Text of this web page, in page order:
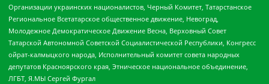
Организации украинских националистов, Черный Комитет, Татарстанское
Региональное Всетатарское общественное движение, Невоград,
Молодежное Демократическое Движение Весна, Верховный Совет
Татарской Автономной Советской Социалистической Республики, Конгресс
ойрат-калмыцкого народа, Исполнительный комитет совета народных
депутатов Красноярского края, Этническое национальное объединение,
ЛГБТ, Я.МЫ Сергей Фургал